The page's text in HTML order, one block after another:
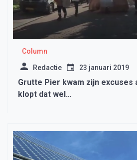
Column
Redactie 23 januari 2019
Grutte Pier kwam zijn excuses
klopt dat wel…